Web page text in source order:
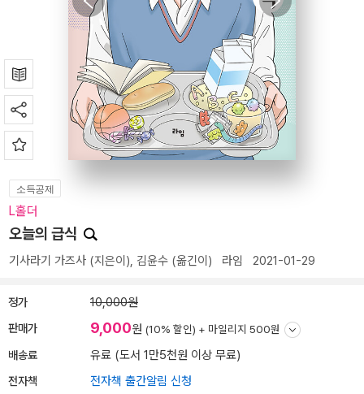
소득공제
L홀더
오늘의 급식
기사라기 가즈사 (지은이), 김윤수 (옮긴이) 라임 2021-01-29
정가 10,000원
판매가 9,000원 (10% 할인) + 마일리지 500원
배송료 유료 (도서 1만5천원 이상 무료)
전자책 전자책 출간알림 신청